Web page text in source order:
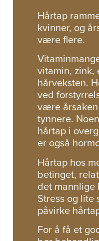
Hårtap
kvinner, og
være flere.
vitamin, zink,
hårveksten.
ved
være
tynnere.
hårtap i
er også
Hårtap hos
betinget,
det mannlige
Stress og
påvirke
For å få et